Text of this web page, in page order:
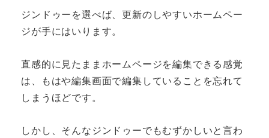
ジンドゥーを選べば、更新のしやすいホームペー
ジが手にはいります。
直感的に見たままホームページを編集できる感覚
は、もはや編集画面で編集していることを忘れて
しまうほどです。
しかし、そんなジンドゥーでもむずかしいと言わ